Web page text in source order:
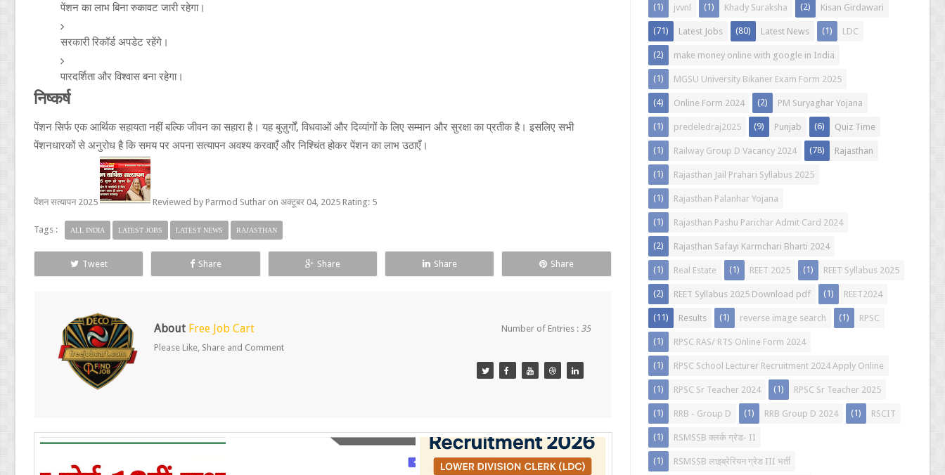
पेंशन का लाभ बिना रुकावट जारी रहेगा।
सरकारी रिकॉर्ड अपडेट रहेंगे।
पारदर्शिता और विश्वास बना रहेगा।
निष्कर्ष
पेंशन सिर्फ एक आर्थिक सहायता नहीं बल्कि जीवन का सहारा है। यह बुज़ुर्गों, विधवाओं और दिव्यांगों के लिए सम्मान और सुरक्षा का प्रतीक है। इसलिए सभी
पेंशनधारकों से अनुरोध है कि समय पर अपना सत्यापन अवश्य करवाएँ और निश्चिंत होकर पेंशन का लाभ उठाएँ।
पेंशन सत्यापन 2025 Reviewed by Parmod Suthar on अक्टूबर 04, 2025 Rating: 5
Tags : ALL INDIA LATEST JOBS LATEST NEWS RAJASTHAN
Tweet Share Share Share Share
About Free Job Cart Number of Entries :35
Please Like, Share and Comment
jvvnl
(1) Khady Suraksha
(1) Kisan Girdawari
(2)
Latest Jobs
(71) Latest News
(80) LDC
(1)
make money online with google in India
(2)
MGSU University Bikaner Exam Form 2025
(1)
Online Form 2024
(4) PM Suryaghar Yojana
(2)
predeledraj2025
(1) Punjab
(9) Quiz Time
(6)
Railway Group D Vacancy 2024
(1) Rajasthan
(78)
Rajasthan Jail Prahari Syllabus 2025
(1)
Rajasthan Palanhar Yojana
(1)
Rajasthan Pashu Parichar Admit Card 2024
(1)
Rajasthan Safayi Karmchari Bharti 2024
(2)
Real Estate
(1) REET 2025
(1) REET Syllabus 2025
(1)
REET Syllabus 2025 Download pdf
(2) REET2024
(1)
Results
(11) reverse image search
(1) RPSC
(1)
RPSC RAS/ RTS Online Form 2024
(1)
RPSC School Lecturer Recruitment 2024 Apply Online
(1)
RPSC Sr Teacher 2024
(1) RPSC Sr Teacher 2025
(1)
RRB - Group D
(1) RRB Group D 2024
(1) RSCIT
(1)
RSMSSB क्लर्क ग्रेड- II
(1)
RSMSSB लाइब्रेरियन ग्रेड III भर्ती
(1)